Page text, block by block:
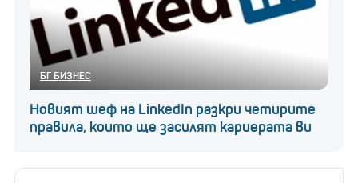
БГ БИЗНЕС
Новият шеф на LinkedIn разкри четирите
правила, които ще засилят кариерата ви